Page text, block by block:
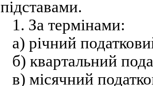
підставами.
1. За термінами:
а) річний
б) квартальний
в) місячний